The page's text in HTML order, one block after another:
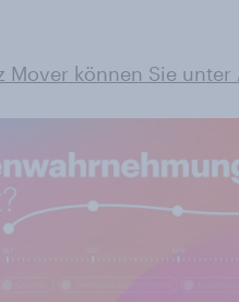
können Sie unter